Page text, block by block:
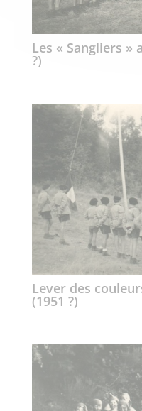
Les « Sangliers »
?)
Lever des
(1951 ?)